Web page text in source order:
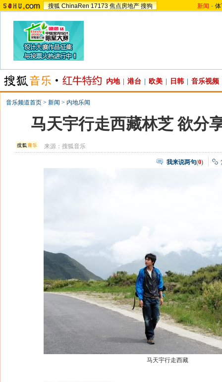
搜狐 ChinaRen 17173 焦点房地产 搜狗 新闻 -
内地 港台 欧美 日韩 音乐视频
音乐频道首页 > 新闻 > 内地乐闻
马天宇行走西藏林芝 欲分
来源：搜狐音乐
我来说两句(0)
马天宇行走西藏